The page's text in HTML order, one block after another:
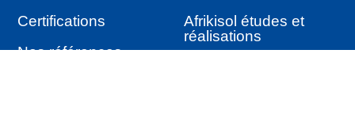
Certifications
Nos références
Afrikisol études et
réalisations